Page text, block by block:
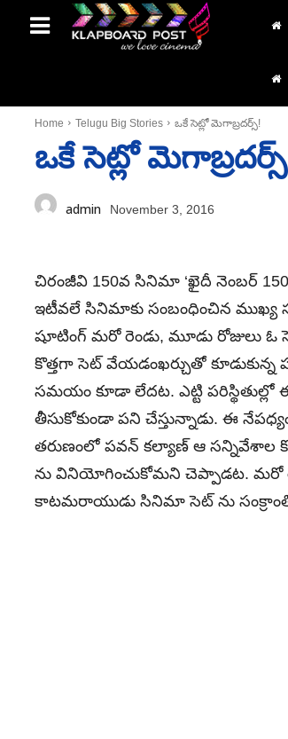
Home Telugu Big Stories ఒకే సెట్లో మెగాబ్రదర్స్!
ఒకే సెట్లో
admin November 3, 2016
చిరంజీవి 150వ సినిమా ‘ఖైదీ నెంబర్
ఇటీవలే సినిమాకు సంబంధించిన
షూటింగ్ మరో రెండు, మూడు రోజులు ఓ
కొత్తగా సెట్ వేయడంఖర్చుతో కూడుకున్న
సమయం కూడా లేదట. ఎట్టి
తీసుకోకుండా పని చేస్తున్నాడు. ఈ
తరుణంలో పవన్ కల్యాణ్ ఆ సన్నివేశాల
ను వినియోగించుకోమని చెప్పాడట. మరో
కాటమరాయుడు సినిమా సెట్ ను